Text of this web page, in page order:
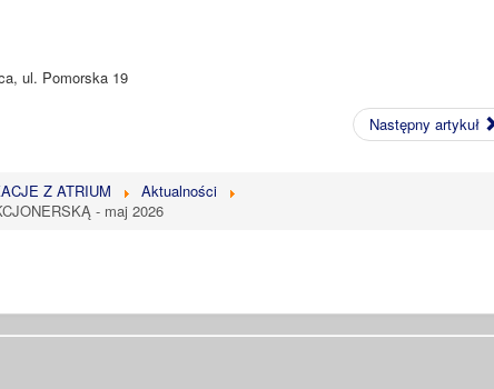
ul. Pomorska 19
Następny artykuł
Z ATRIUM
Aktualności
- maj 2026